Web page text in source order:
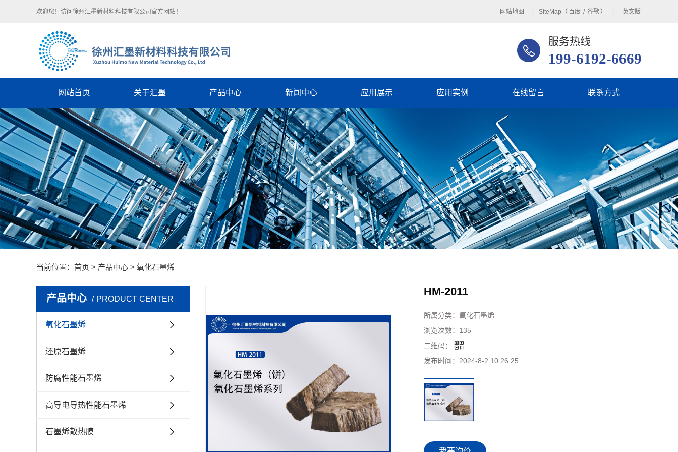
欢迎您！访问徐州汇墨新材料科技有限公司官方网站！ 网站地图 | SiteMap（ 百度 / 谷歌 ） | 英文版
服务热线
199-6192-6669
网站首页 关于汇墨
汇墨简介
企业文化
荣誉资质
技术团队
产品中心
氧化石墨烯
还原石墨烯
防腐性能石墨烯
高导电导热性能石墨烯
石墨烯散热膜
石墨烯-碳基复合薄膜智
能加热组件
其他产品
新闻中心
行业动态
相关知识
常见问题
应用展示
电子设备
军工领域
石墨烯散热涂料
新能源电池
石墨烯防腐涂料
石墨烯加热膜
石墨烯合金
石墨烯复合振膜
应用实例 在线留言 联系方式
当前位置： 首页 > 产品中心 > 氧化石墨烯
产品中心 PRODUCT CENTER
氧化石墨烯
还原石墨烯
防腐性能石墨烯
高导电导热性能石墨烯
石墨烯散热膜
HM-2011
所属分类： 氧化石墨烯
浏览次数： 135
二维码：
发布时间： 2024-8-2 10:26:25